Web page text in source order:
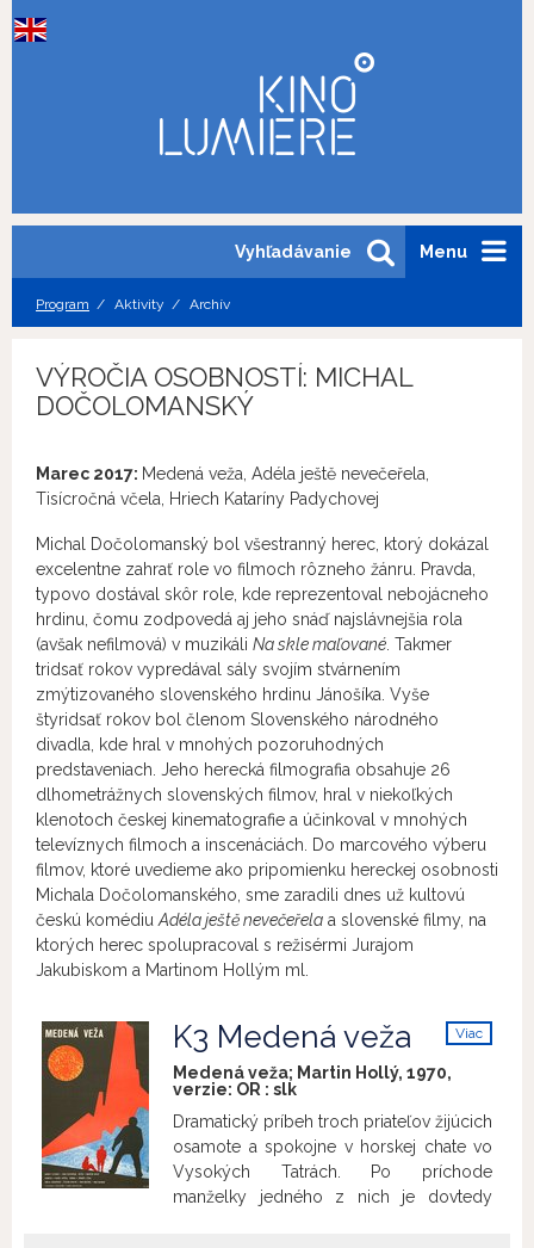
Menu
Vyhľadávanie
Program Aktivity Archív
VÝROČIA OSOBNOSTÍ: MICHAL
DOČOLOMANSKÝ
Marec 2017: Medená veža, Adéla ještě nevečeřela,
Tisícročná včela, Hriech Kataríny Padychovej
Michal Dočolomanský bol všestranný herec, ktorý dokázal
excelentne zahrať role vo filmoch rôzneho žánru. Pravda,
typovo dostával skôr role, kde reprezentoval nebojácneho
hrdinu, čomu zodpovedá aj jeho snáď najslávnejšia rola
(avšak nefilmová) v muzikáli Na skle maľované . Takmer
tridsať rokov vypredával sály svojím stvárnením
zmýtizovaného slovenského hrdinu Jánošíka. Vyše
štyridsať rokov bol členom Slovenského národného
divadla, kde hral v mnohých pozoruhodných
predstaveniach. Jeho herecká filmografia obsahuje 26
dlhometrážnych slovenských filmov, hral v niekoľkých
klenotoch českej kinematografie a účinkoval v mnohých
televíznych filmoch a inscenáciách. Do marcového výberu
filmov, ktoré uvedieme ako pripomienku hereckej osobnosti
Michala Dočolomanského, sme zaradili dnes už kultovú
českú komédiu Adéla ještě nevečeřela a slovenské filmy, na
ktorých herec spolupracoval s režisérmi Jurajom
Jakubiskom a Martinom Hollým ml.
Viac
K3 Medená veža
Medená veža; Martin Hollý, 1970,
verzie: OR : slk
Dramatický príbeh troch priateľov žijúcich
osamote a spokojne v horskej chate vo
Vysokých Tatrách. Po príchode
manželky jedného z nich je dovtedy